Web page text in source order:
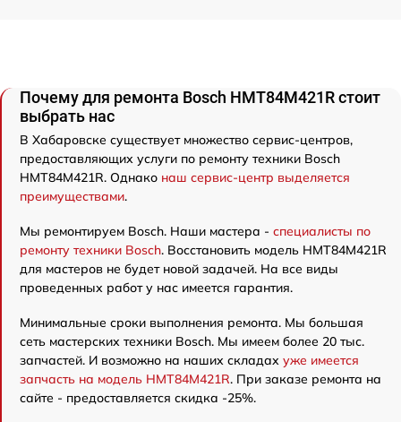
Почему для ремонта Bosch HMT84M421R стоит
выбрать нас
В Хабаровске существует множество сервис-центров,
предоставляющих услуги по ремонту техники Bosch
HMT84M421R. Однако наш сервис-центр выделяется
преимуществами.
Мы ремонтируем Bosch. Наши мастера - специалисты по
ремонту техники Bosch. Восстановить модель HMT84M421R
для мастеров не будет новой задачей. На все виды
проведенных работ у нас имеется гарантия.
Минимальные сроки выполнения ремонта. Мы большая
сеть мастерских техники Bosch. Мы имеем более 20 тыс.
запчастей. И возможно на наших складах уже имеется
запчасть на модель HMT84M421R. При заказе ремонта на
сайте - предоставляется скидка -25%.